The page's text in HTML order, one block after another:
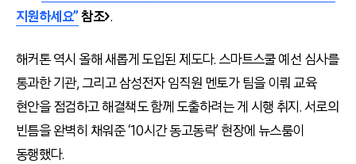
지원하세요”참조>.
해커톤 역시 올해 새롭게 도입된 제도다. 스마트스쿨 예선 심사를
통과한 기관, 그리고 삼성전자 임직원 멘토가 팀을 이뤄 교육
현안을 점검하고 해결책도 함께 도출하려는 게 시행 취지. 서로의
빈틈을 완벽히 채워준 ‘10시간 동고동락’ 현장에 뉴스룸이
동행했다.